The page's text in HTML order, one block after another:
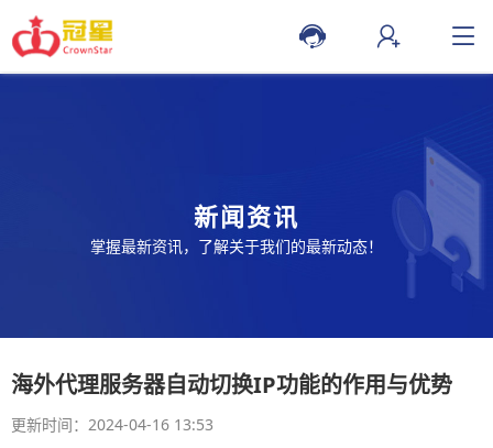
新闻资讯
掌握最新资讯，了解关于我们的最新动态！
海外代理服务器自动切换IP功能的作用与优势
更新时间：2024-04-16 13:53